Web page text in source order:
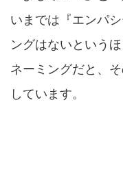
いまでは『エンパ
ングはないという
ネーミングだと、
しています。